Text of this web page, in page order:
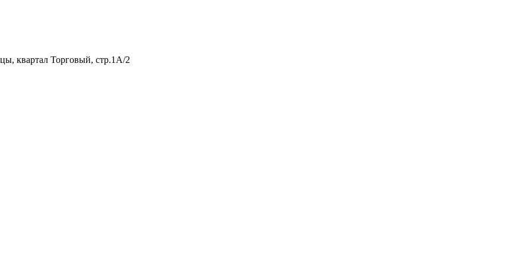
квартал Торговый, стр.1А/2